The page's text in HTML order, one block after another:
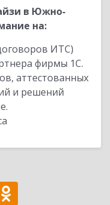
в Южно-
на:
ИТС)
фирмы 1С.
аттестованных
и решений